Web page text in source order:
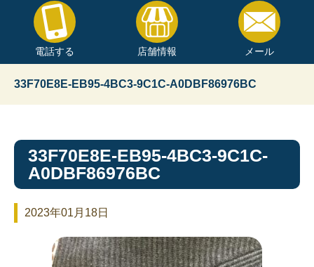
電話する 店舗情報 メール
33F70E8E-EB95-4BC3-9C1C-A0DBF86976BC
33F70E8E-EB95-4BC3-9C1C-
A0DBF86976BC
2023年01月18日